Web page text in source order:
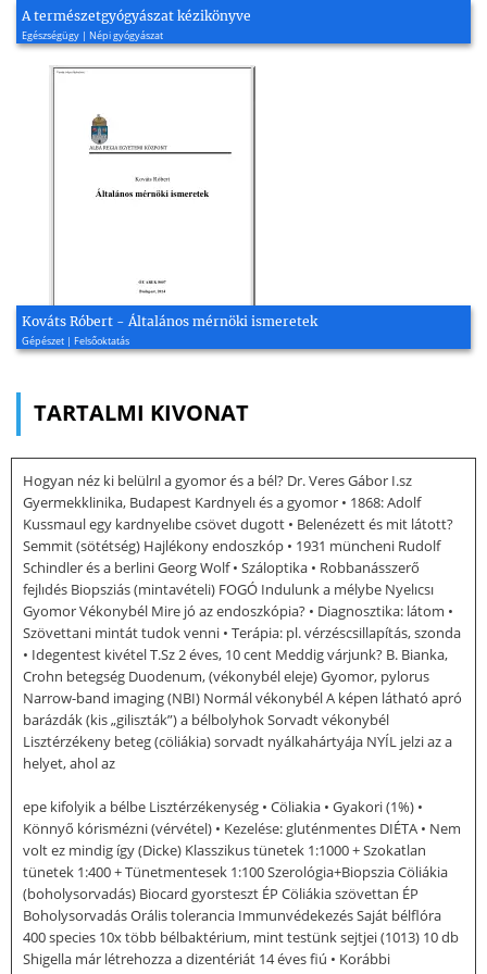
A természetgyógyászat kézikönyve
Egészségügy | Népi gyógyászat
Kováts Róbert - Általános mérnöki ismeretek
Gépészet | Felsőoktatás
TARTALMI KIVONAT
Hogyan néz ki belülrıl a gyomor és a bél? Dr. Veres Gábor I.sz
Gyermekklinika, Budapest Kardnyelı és a gyomor • 1868: Adolf
Kussmaul egy kardnyelıbe csövet dugott • Belenézett és mit látott?
Semmit (sötétség) Hajlékony endoszkóp • 1931 müncheni Rudolf
Schindler és a berlini Georg Wolf • Száloptika • Robbanásszerő
fejlıdés Biopsziás (mintavételi) FOGÓ Indulunk a mélybe Nyelıcsı
Gyomor Vékonybél Mire jó az endoszkópia? • Diagnosztika: látom •
Szövettani mintát tudok venni • Terápia: pl. vérzéscsillapítás, szonda
• Idegentest kivétel T.Sz 2 éves, 10 cent Meddig várjunk? B. Bianka,
Crohn betegség Duodenum, (vékonybél eleje) Gyomor, pylorus
Narrow-band imaging (NBI) Normál vékonybél A képen látható apró
barázdák (kis „giliszták”) a bélbolyhok Sorvadt vékonybél
Lisztérzékeny beteg (cöliákia) sorvadt nyálkahártyája NYÍL jelzi az a
helyet, ahol az
epe kifolyik a bélbe Lisztérzékenység • Cöliakia • Gyakori (1%) •
Könnyő kórismézni (vérvétel) • Kezelése: gluténmentes DIÉTA • Nem
volt ez mindig így (Dicke) Klasszikus tünetek 1:1000 + Szokatlan
tünetek 1:400 + Tünetmentesek 1:100 Szerológia+Biopszia Cöliákia
(boholysorvadás) Biocard gyorsteszt ÉP Cöliákia szövettan ÉP
Boholysorvadás Orális tolerancia Immunvédekezés Saját bélflóra
400 species 10x több bélbaktérium, mint testünk sejtjei (1013) 10 db
Shigella már létrehozza a dizentériát 14 éves fiú • Korábbi